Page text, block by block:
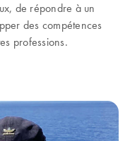
de répondre à un
des compétences
professions.